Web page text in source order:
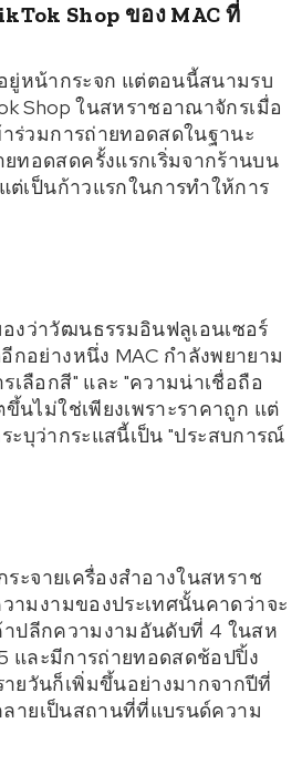
Shop ของ MAC ที่
ยู่หน้ากระจก แต่ตอนนี้สนามรบ
Shop ในสหราชอาณาจักรเมื่อ
ร่วมการถ่ายทอดสดในฐานะ
ทอดสดครั้งแรกเริ่มจากร้านบน
เป็นก้าวแรกในการทำให้การ
งว่าวัฒนธรรมอินฟลูเอนเซอร์
อย่างหนึ่ง MAC กำลังพยายาม
ลือกสี" และ "ความน่าเชื่อถือ
นไม่ใช่เพียงเพราะราคาถูก แต่
ะบุว่ากระแสนี้เป็น "ประสบการณ์
ะจายเครื่องสำอางในสหราช
ามงามของประเทศนั้นคาดว่าจะ
าปลีกความงามอันดับที่ 4 ในสห
และมีการถ่ายทอดสดช้อปปิ้ง
ยวันก็เพิ่มขึ้นอย่างมากจากปีที่
ลายเป็นสถานที่ที่แบรนด์ความ